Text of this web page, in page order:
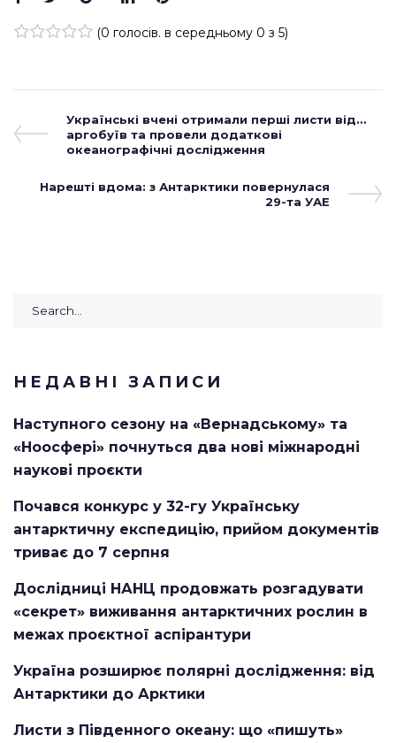
(0 голосів. в середньому 0 з 5)
Навігація
записів
Previous
Post
Українські вчені отримали перші листи від…
аргобуїв та провели додаткові
океанографічні дослідження
Next
Нарешті вдома: з Антарктики повернулася
29-та УАЕ
Search
НЕДАВНІ ЗАПИСИ
Наступного сезону на «Вернадському» та
«Ноосфері» почнуться два нові міжнародні
наукові проєкти
Почався конкурс у 32-гу Українську
антарктичну експедицію, прийом документів
триває до 7 серпня
Дослідниці НАНЦ продовжать розгадувати
«секрет» виживання антарктичних рослин в
межах проєктної аспірантури
Україна розширює полярні дослідження: від
Антарктики до Арктики
Листи з Південного океану: що «пишуть»